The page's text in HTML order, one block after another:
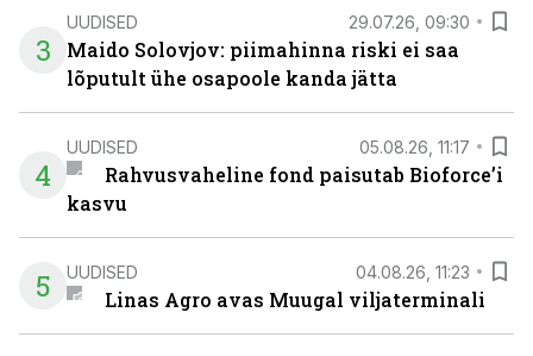
3
UUDISED 29.07.26, 09:30
Maido Solovjov: piimahinna riski ei saa
lõputult ühe osapoole kanda jätta
4
UUDISED 05.08.26, 11:17
Rahvusvaheline fond paisutab Bioforce’i
kasvu
5 UUDISED 04.08.26, 11:23
Linas Agro avas Muugal viljaterminali